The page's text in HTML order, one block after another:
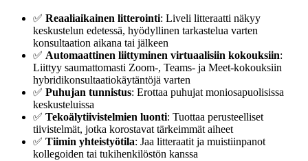
✅ Reaaliaikainen litterointi: Liveli litteraatti näkyy
keskustelun edetessä, hyödyllinen tarkastelua varten
konsultaation aikana tai jälkeen
✅ Automaattinen liittyminen virtuaalisiin kokouksiin:
Liittyy saumattomasti Zoom-, Teams- ja Meet-kokouksiin
hybridikonsultaatiokäytäntöjä varten
✅ Puhujan tunnistus: Erottaa puhujat moniosapuolisissa
keskusteluissa
✅ Tekoälytiivistelmien luonti: Tuottaa perusteelliset
tiivistelmät, jotka korostavat tärkeimmät aiheet
✅ Tiimin yhteistyötila: Jaa litteraatit ja muistiinpanot
kollegoiden tai tukihenkilöstön kanssa